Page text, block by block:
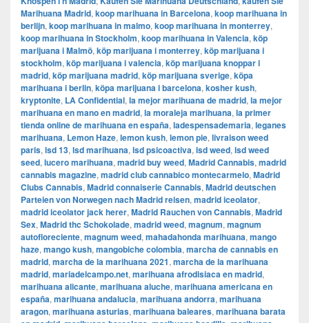
Marihuana Madrid, koop marihuana in Barcelona, koop marihuana in
berlijn, koop marihuana in malmo, koop marihuana in monterrey,
koop marihuana in Stockholm, ​​koop marihuana in Valencia, köp
marijuana i Malmö, köp marijuana i monterrey, köp marijuana i
stockholm, ​​köp marijuana i valencia, köp marijuana knoppar i
madrid, köp marijuana madrid, köp marijuana sverige, köpa
marihuana i berlin, köpa marijuana i barcelona, kosher kush,
kryptonite, LA Confidential, la mejor marihuana de madrid, la mejor
marihuana en mano en madrid, la moraleja marihuana, la primer
tienda online de marihuana en españa, ladespensademaria, leganes
marihuana, Lemon Haze, lemon kush, lemon pie, livraison weed
paris, lsd 13, lsd marihuana, lsd psicoactiva, lsd weed, lsd weed
seed, lucero marihuana, madrid buy weed, Madrid Cannabis, madrid
cannabis magazine, madrid club cannabico montecarmelo, Madrid
Clubs Cannabis, Madrid connaiserie Cannabis, Madrid deutschen
Parteien von Norwegen nach Madrid reisen, madrid iceolator,
madrid iceolator jack herer, Madrid Rauchen von Cannabis, Madrid
Sex, Madrid thc Schokolade, madrid weed, magnum, magnum
autofloreciente, magnum weed, mahadahonda marihuana, mango
haze, mango kush, mangobiche colombia, marcha de cannabis en
madrid, marcha de la marihuana 2021, marcha de la marihuana
madrid, mariadelcampo.net, marihuana afrodisiaca en madrid,
marihuana alicante, marihuana aluche, marihuana americana en
españa, marihuana andalucia, marihuana andorra, marihuana
aragon, marihuana asturias, marihuana baleares, marihuana barata